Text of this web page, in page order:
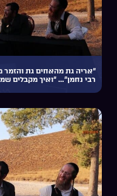
“אריה גת מהאחים גת והזמר
רבי נחמן”… “ואיך מקבלים